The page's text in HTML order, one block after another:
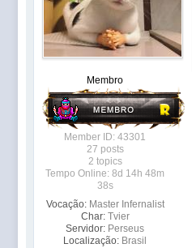
Membro
Member ID: 43301
27 posts
2 topics
Tempo Online: 8d 14h 48m
38s
Vocação: Master Infernalist
Char: Tvier
Servidor: Perseus
Localização: Brasil